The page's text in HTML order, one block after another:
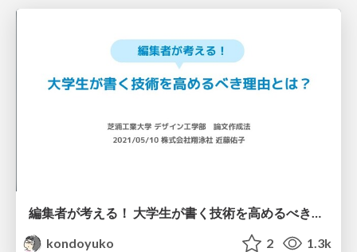
編集者が考える！ 大学生が書く技術を高めるべき理由とは？ / Why should we improve our writing skills?
kondoyuko
2 1.3k